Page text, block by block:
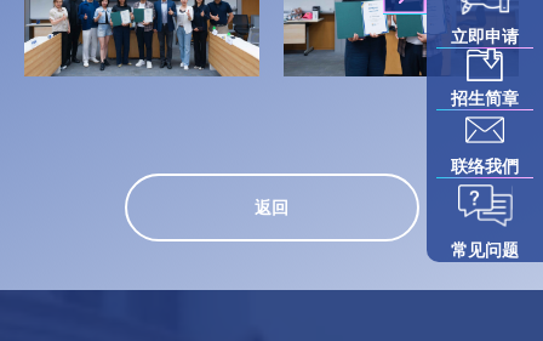
返回
立即申请
招生简章
联络我們
常见问题